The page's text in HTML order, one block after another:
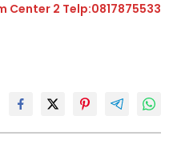
Alamat kantor BCA KCP Batam Center 2 Telp:0817875533